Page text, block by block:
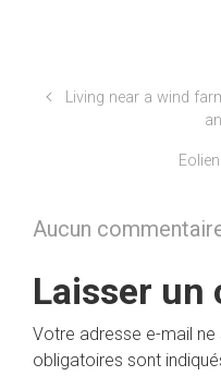
Living near a wind
Aucun
Laisser un
Votre adresse e-mail ne
obligatoires sont